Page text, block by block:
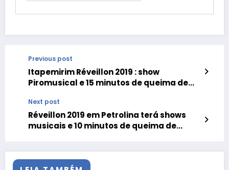
Previous post
Itapemirim Réveillon 2019 : show
Piromusical e 15 minutos de queima de
Next post
Réveillon 2019 em Petrolina terá shows
musicais e 10 minutos de queima de